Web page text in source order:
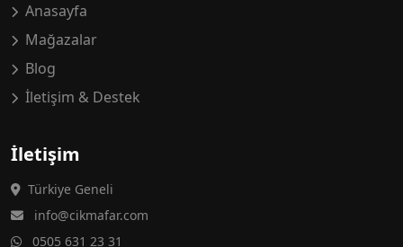
Anasayfa
Mağazalar
Blog
İletişim & Destek
İletişim
Türkiye Geneli
info@cikmafar.com
0505 631 23 31